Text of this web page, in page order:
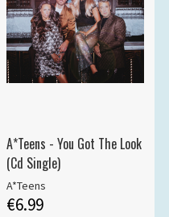
A*Teens - You Got The Look
(Cd Single)
A*Teens
€6.99